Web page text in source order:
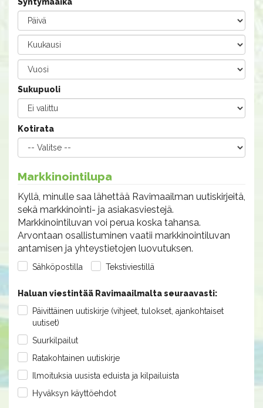
Sukupuoli
Kotirata
Markkinointilupa
Kyllä, minulle saa lähettää Ravimaailman uutiskirjeitä,
sekä markkinointi- ja asiakasviestejä.
Markkinointiluvan voi perua koska tahansa.
Arvontaan osallistuminen vaatii markkinointiluvan
antamisen ja yhteystietojen luovutuksen.
Sähköpostilla Tekstiviestillä
Haluan viestintää Ravimaailmalta seuraavasti:
Päivittäinen uutiskirje (vihjeet, tulokset, ajankohtaiset
uutiset)
Suurkilpailut
Ratakohtainen uutiskirje
Ilmoituksia uusista eduista ja kilpailuista
Hyväksyn käyttöehdot